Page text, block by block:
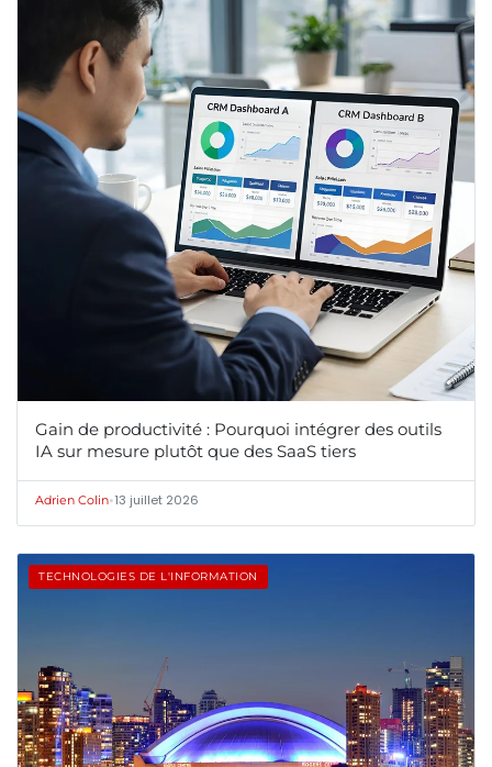
Gain de productivité : Pourquoi intégrer des outils
IA sur mesure plutôt que des SaaS tiers
Adrien Colin•13 juillet 2026
TECHNOLOGIES DE L'INFORMATION